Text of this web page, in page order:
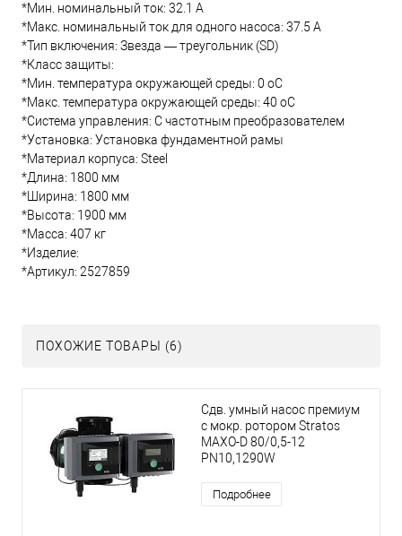
*Мин. номинальный ток: 32.1 А
*Макс. номинальный ток для одного насоса: 37.5 А
*Тип включения: Звезда — треугольник (SD)
*Класс защиты:
*Мин. температура окружающей среды: 0 oC
*Макс. температура окружающей среды: 40 oC
*Система управления: С частотным преобразователем
*Установка: Установка фундаментной рамы
*Материал корпуса : Steel
*Длина: 1800 мм
*Ширина: 1800 мм
*Высота: 1900 мм
*Масса: 407 кг
*Изделие:
*Артикул: 2527859
ПОХОЖИЕ ТОВАРЫ (6)
Сдв. умный насос премиум
с мокр. ротором Stratos
MAXO-D 80/0,5-12
PN10,1290W
Подробнее